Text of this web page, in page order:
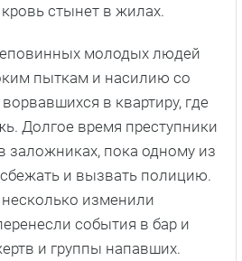
стынет в жилах.
молодых людей
пыткам и насилию со
в квартиру, где
Долгое время преступники
заложниках, пока одному из
и вызвать полицию.
изменили
события в бар и
и группы напавших.